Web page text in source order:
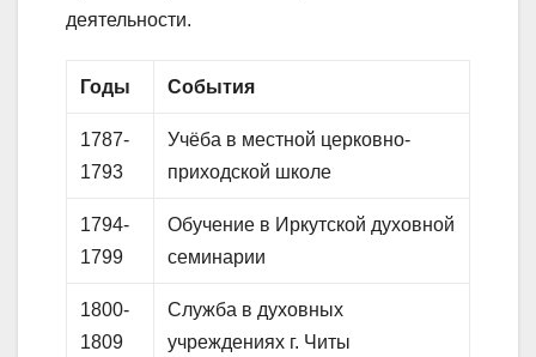
деятельности.
Годы События
1787-
1793
Учёба в местной церковно-
приходской школе
1794-
1799
Обучение в Иркутской духовной
семинарии
1800-
1809
Служба в духовных
учреждениях г. Читы